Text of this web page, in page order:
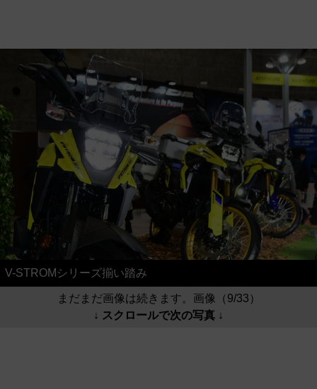
V-STROMシリーズ揃い踏み
まだまだ画像は続きます。画像（9/33）
↓ スクロールで次の写真 ↓